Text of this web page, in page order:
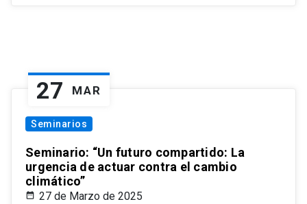
27 MAR
Seminarios
Seminario: “Un futuro compartido: La
urgencia de actuar contra el cambio
climático”
27 de Marzo de 2025